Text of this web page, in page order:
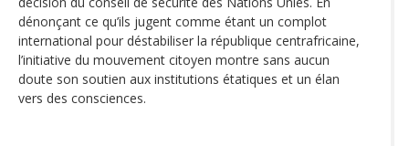
dénonçant ce qu’ils jugent comme étant un complot
international pour déstabiliser la république centrafricaine,
l’initiative du mouvement citoyen montre sans aucun
doute son soutien aux institutions étatiques et un élan
vers des consciences.